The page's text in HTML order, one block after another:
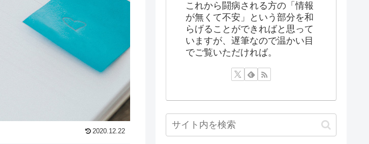
2020.12.22
これから闘病される方の「情報
が無くて不安」という部分を和
らげることができればと思って
いますが、遅筆なので温かい目
でご覧いただければ。